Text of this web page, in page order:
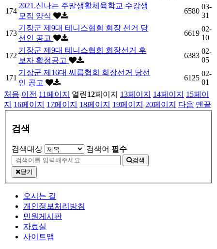
174
2021.신나는 주말생활체육학교 수강생
모집 양식
6580
03-
31
173
기장군 제9대 테니스협회 회장 선거 당
선인 공고
6619
02-
10
172
기장군 제9대 테니스협회 회장선거 후
보자 확정공고
6383
02-
05
171
기장군 제16대 씨름협회 회장선거 당선
인 공고
6125
02-
01
처음 이전 11페이지 열린12페이지 13페이지 14페이지 15페이
지
16페이지 17페이지 18페이지 19페이지 20페이지 다음 맨끝
검색
검색대상 검색어 필수
검색
닫기
오시는 길
개인정보처리방침
민원게시판
자료실
사이트맵